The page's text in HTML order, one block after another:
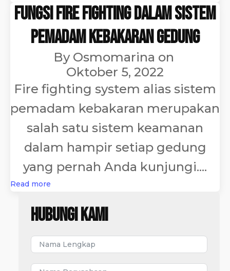
Fungsi Fire Fighting dalam Sistem
Pemadam Kebakaran Gedung
By Osmomarina on
Oktober 5, 2022
Fire fighting system alias sistem
pemadam kebakaran merupakan
salah satu sistem keamanan
dalam hampir setiap gedung
yang pernah Anda kunjungi....
Read more
Hubungi Kami